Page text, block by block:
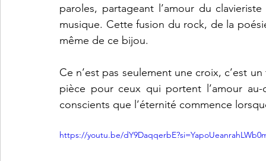
paroles, partageant l’amour du
musique. Cette fusion du rock, de la
même de ce bijou.
Ce n’est pas seulement une croix, c’est
pièce pour ceux qui portent l’amour
conscients que l’éternité commence
https://youtu.be/